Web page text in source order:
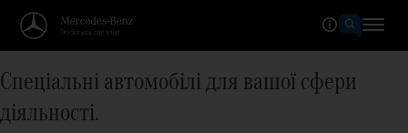
Спеціальні автомобілі для вашої сфери
діяльності.